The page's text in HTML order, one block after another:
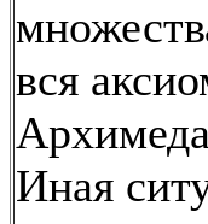
вся
Иная